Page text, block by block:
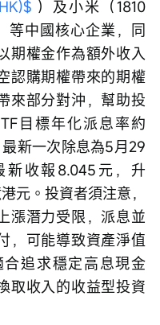
）及小米（1810
等中國核心企業，同
期權金作為額外收入
認購期權帶來的期權
來部分對沖，幫助投
目標年化派息率約
新一次除息為5月29
新收報8.045元，升
元。投資者須注意，
漲潛力受限，派息並
，可能導致資產淨值
追求穩定高息現金
取收入的收益型投資